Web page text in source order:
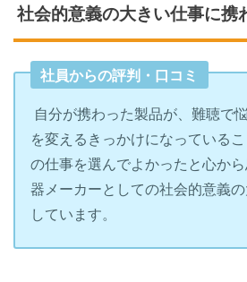
社会的意義の大きい仕事に携
社員からの評判・口コミ
自分が携わった製品が、難聴で
を変えるきっかけになっている
の仕事を選んでよかったと心か
器メーカーとしての社会的意義
しています。